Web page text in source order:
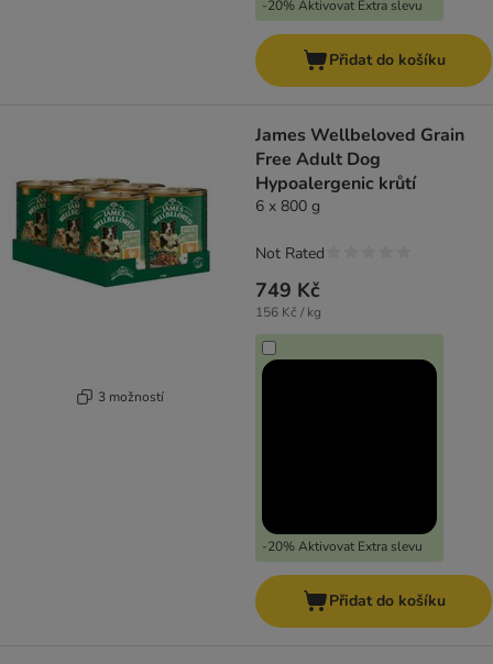
-20% Aktivovat Extra slevu
Přidat do košíku
3 možností
James Wellbeloved Grain
Free Adult Dog
Hypoalergenic krůtí
6 x 800 g
749 Kč
156 Kč / kg
-20% Aktivovat Extra slevu
Not Rated
Přidat do košíku